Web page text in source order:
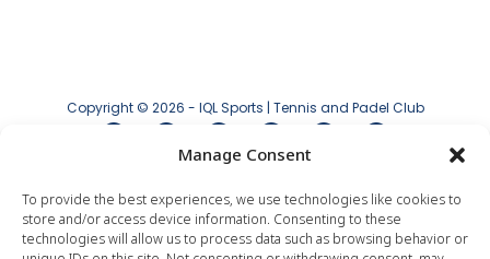
Manage Consent
To provide the best experiences, we use technologies like cookies to
store and/or access device information. Consenting to these
technologies will allow us to process data such as browsing behavior or
Copyright © 2026 - IQL Sports | Tennis and Padel Club
Política de privacidad
Política
de cookies